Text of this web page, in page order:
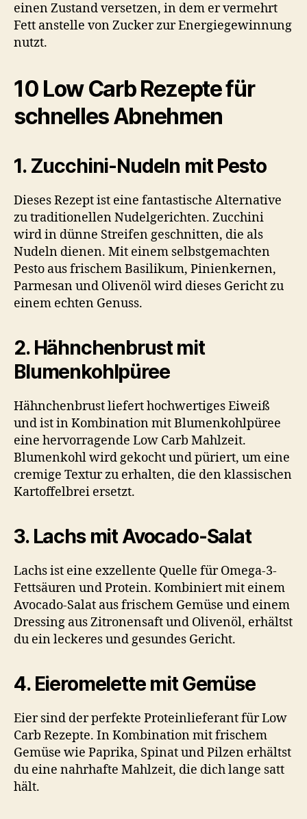
einen Zustand versetzen, in dem er vermehrt
Fett anstelle von Zucker zur Energiegewinnung
nutzt.
10 Low Carb Rezepte für
schnelles Abnehmen
1. Zucchini-Nudeln mit Pesto
Dieses Rezept ist eine fantastische Alternative
zu traditionellen Nudelgerichten. Zucchini
wird in dünne Streifen geschnitten, die als
Nudeln dienen. Mit einem selbstgemachten
Pesto aus frischem Basilikum, Pinienkernen,
Parmesan und Olivenöl wird dieses Gericht zu
einem echten Genuss.
2. Hähnchenbrust mit
Blumenkohlpüree
Hähnchenbrust liefert hochwertiges Eiweiß
und ist in Kombination mit Blumenkohlpüree
eine hervorragende Low Carb Mahlzeit.
Blumenkohl wird gekocht und püriert, um eine
cremige Textur zu erhalten, die den klassischen
Kartoffelbrei ersetzt.
3. Lachs mit Avocado-Salat
Lachs ist eine exzellente Quelle für Omega-3-
Fettsäuren und Protein. Kombiniert mit einem
Avocado-Salat aus frischem Gemüse und einem
Dressing aus Zitronensaft und Olivenöl, erhältst
du ein leckeres und gesundes Gericht.
4. Eieromelette mit Gemüse
Eier sind der perfekte Proteinlieferant für Low
Carb Rezepte. In Kombination mit frischem
Gemüse wie Paprika, Spinat und Pilzen erhältst
du eine nahrhafte Mahlzeit, die dich lange satt
hält.